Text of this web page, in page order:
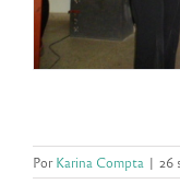
PorKarina Compta | 26